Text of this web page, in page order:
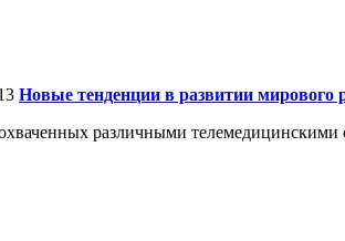
Новые тенденции в развитии мирового
различными